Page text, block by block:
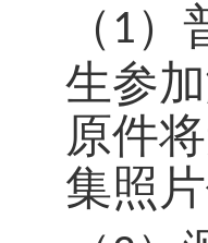
（ 1）
生参
原件
集照